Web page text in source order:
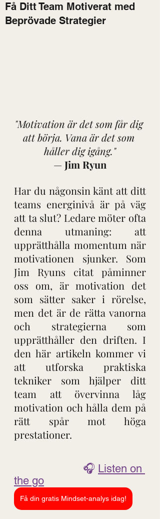
Få Ditt Team Motiverat med
Beprövade Strategier
"Motivation är det som får dig
att börja. Vana är det som
håller dig igång."
— Jim Ryun
Har du någonsin känt att ditt
teams energinivå är på väg
att ta slut? Ledare möter ofta
denna utmaning: att
upprätthålla momentum när
motivationen sjunker. Som
Jim Ryuns citat påminner
oss om, är motivation det
som sätter saker i rörelse,
men det är de rätta vanorna
och strategierna som
upprätthåller den driften. I
den här artikeln kommer vi
att utforska praktiska
tekniker som hjälper ditt
team att övervinna låg
motivation och hålla dem på
rätt spår mot höga
prestationer.
🎧 Listen on
the go
Få din gratis Mindset-analys idag!